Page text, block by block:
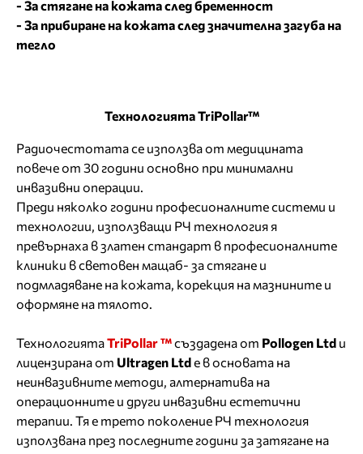
- За стягане на кожата след бременност
- За прибиране на кожата след значителна загуба на
тегло
Технологията TriPollar™
Радиочестотата се използва от медицината
повече от 30 години основно при минимални
инвазивни операции.
Преди няколко години професионалните системи и
технологии, използващи РЧ технология я
превърнаха в златен стандарт в професионалните
клиники в световен мащаб- за стягане и
подмладяване на кожата, корекция на мазнините и
оформяне на тялото.
ТехнологиятаTriPollar ™създадена от Pollogen Ltd и
лицензирана от Ultragen Ltdе в основата на
неинвазивните методи, алтернатива на
операционните и други инвазивни естетични
терапии. Тя е трето поколение РЧ технология
използвана през последните години за затягане на